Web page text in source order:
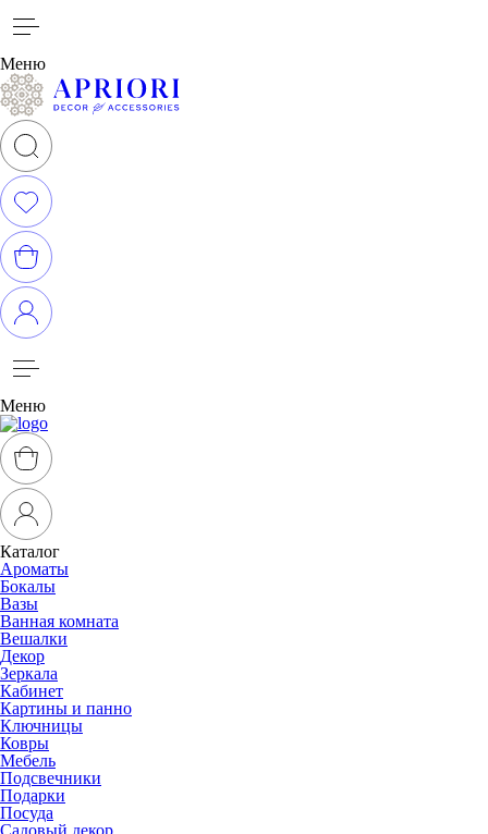
Меню
Меню
Каталог
Ароматы
Бокалы
Вазы
Ванная комната
Вешалки
Декор
Зеркала
Кабинет
Картины и панно
Ключницы
Ковры
Мебель
Подсвечники
Подарки
Посуда
Садовый декор